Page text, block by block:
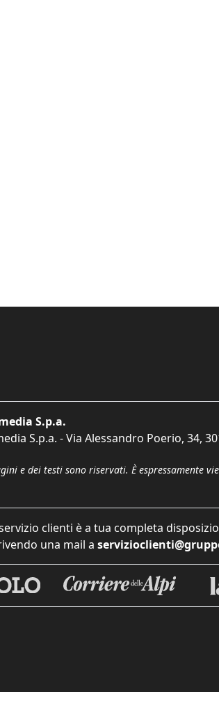
S.p.a.
S.p.a. - Via Alessandro Poerio, 34,
e dei testi sono riservati. È espressamente
clienti è a tua completa
una mail a